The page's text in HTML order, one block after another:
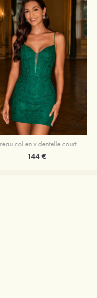
Fourreau col en v dentelle courte/mini robe de fête de la rentré avec perles
144 €